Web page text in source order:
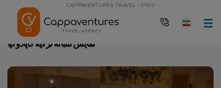
CAPPAVENTURES TRAVEL - 17102
صفحه نخست
نمایش شبانه ترکیه کاپادوکیا